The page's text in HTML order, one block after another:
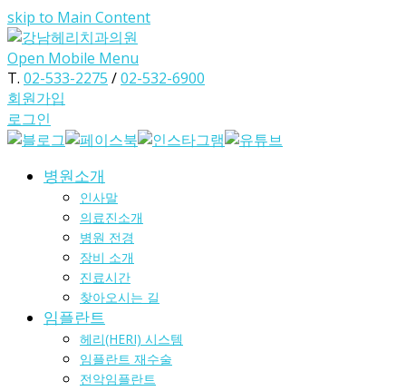
skip to Main Content
Open Mobile Menu
T. 02-533-2275 /02-532-6900
회원가입
로그인
병원소개
인사말
의료진소개
병원 전경
장비 소개
진료시간
찾아오시는 길
임플란트
헤리(HERI) 시스템
임플란트 재수술
전악임플란트